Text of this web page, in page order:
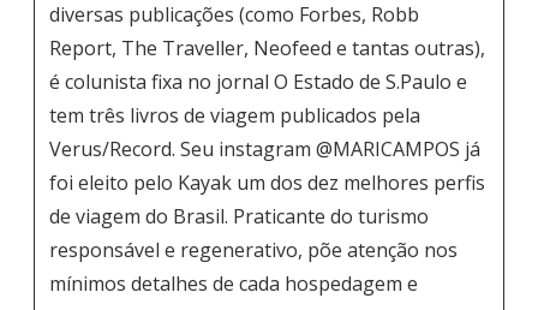
diversas publicações (como Forbes, Robb
Report, The Traveller, Neofeed e tantas outras),
é colunista fixa no jornal O Estado de S.Paulo e
tem três livros de viagem publicados pela
Verus/Record. Seu instagram @MARICAMPOS já
foi eleito pelo Kayak um dos dez melhores perfis
de viagem do Brasil. Praticante do turismo
responsável e regenerativo, põe atenção nos
mínimos detalhes de cada hospedagem e